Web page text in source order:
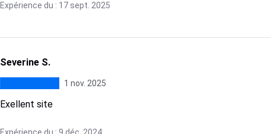
Expérience du : 17 sept. 2025
Severine S.
1 nov. 2025
Exellent site